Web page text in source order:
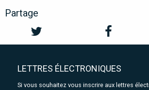
Partage
LETTRES ÉLECTRONIQUES
Si vous souhaitez vous inscrire aux lettres